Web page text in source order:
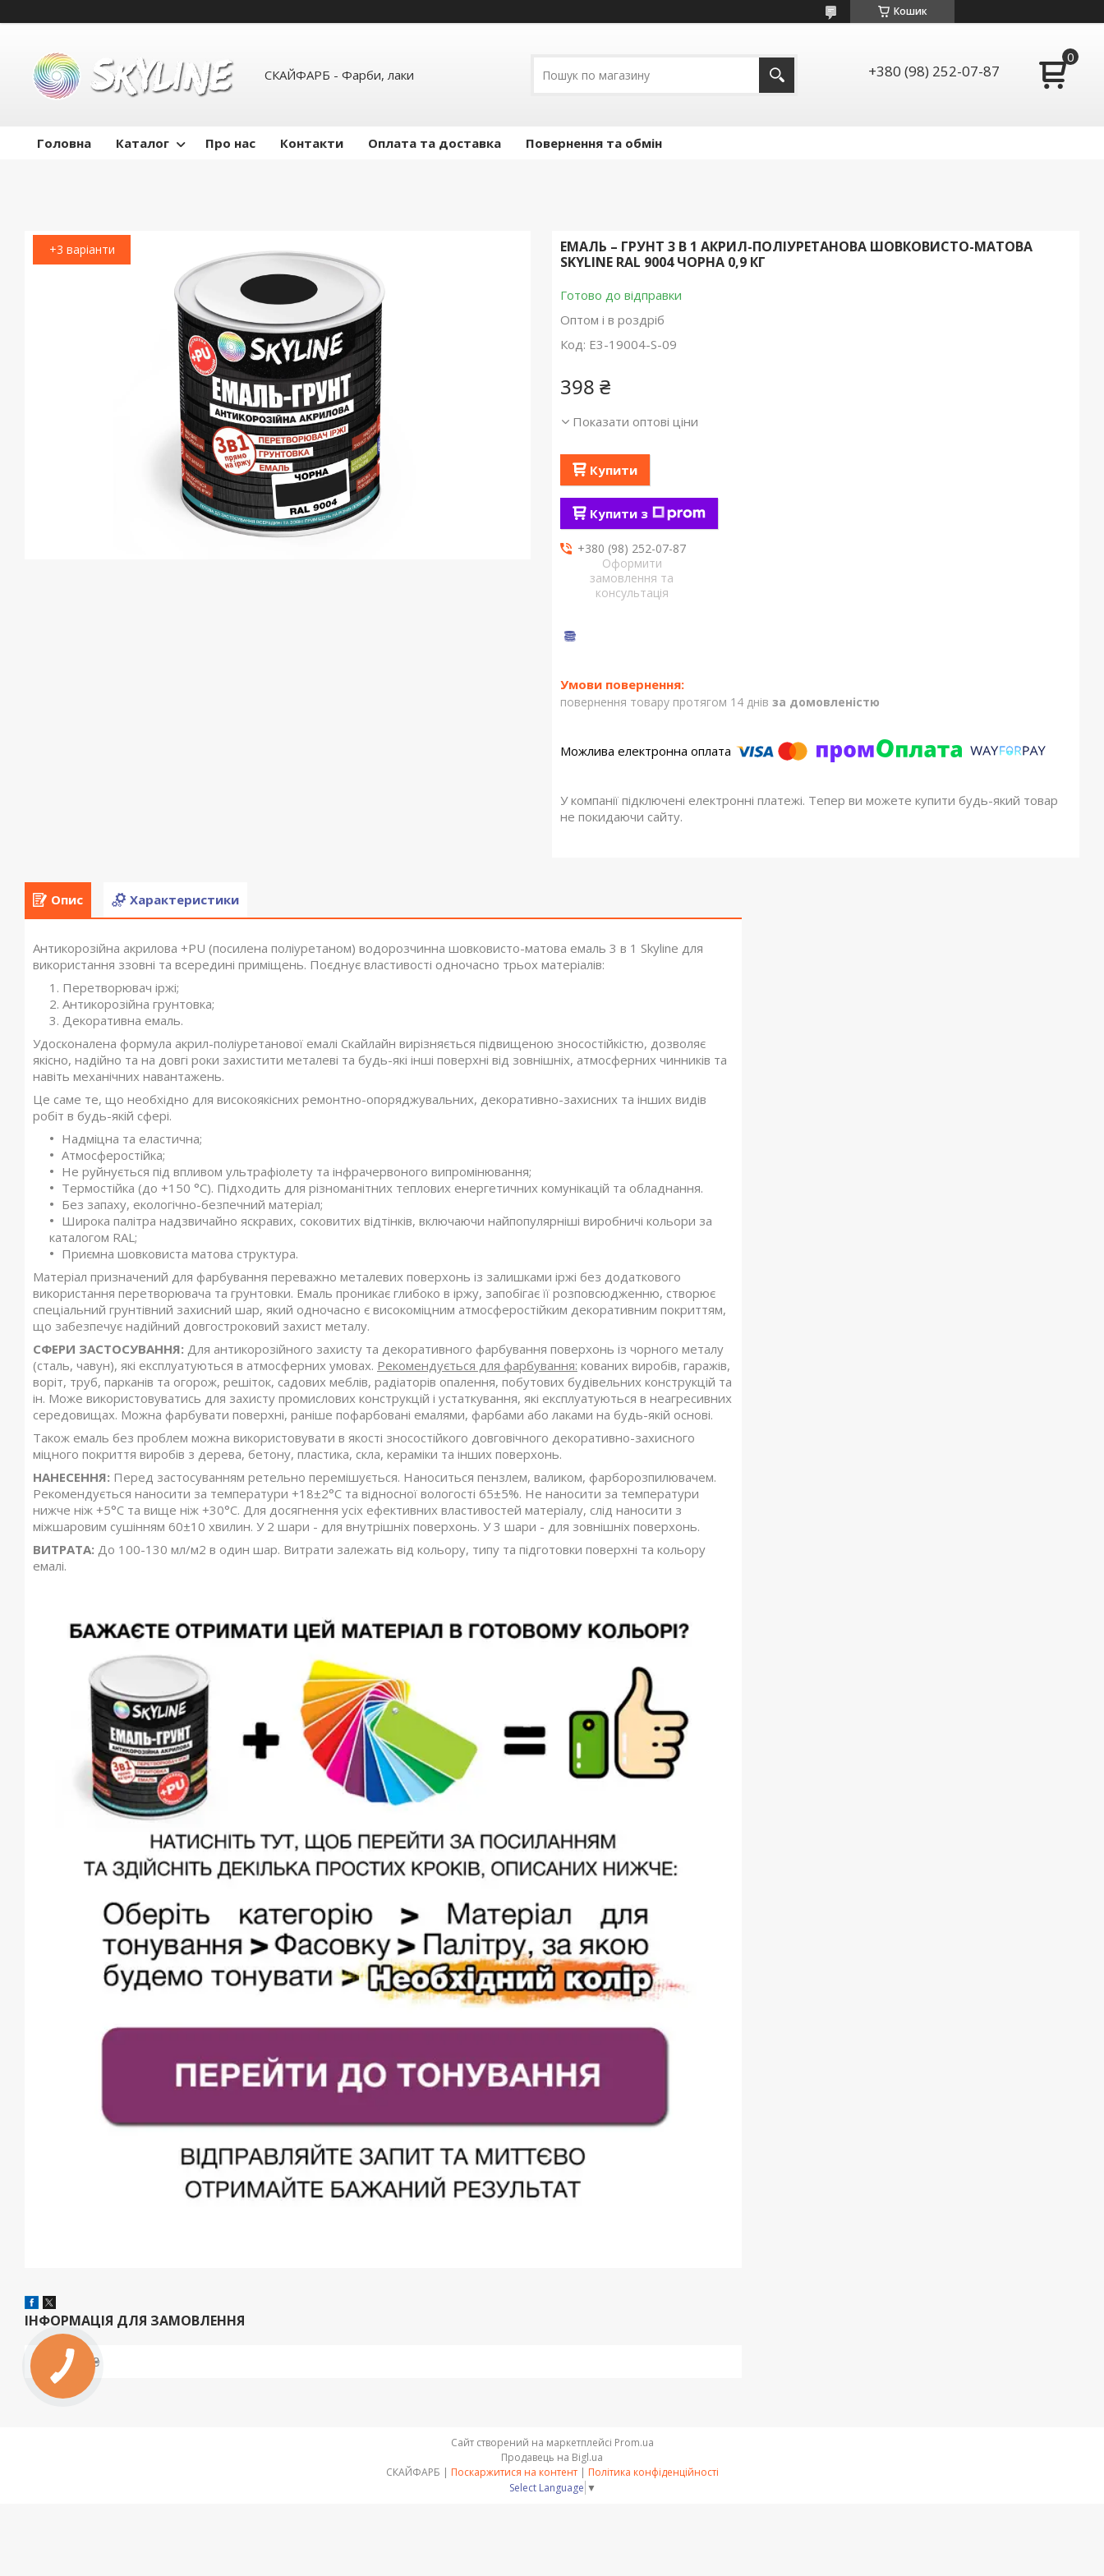
Кошик
СКАЙФАРБ - Фарби, лаки +380 (98) 252-07-87
Головна Каталог Про нас Контакти Оплата та доставка Повернення та обмін
+3 варіанти
ЕМАЛЬ – ГРУНТ 3 В 1 АКРИЛ-ПОЛІУРЕТАНОВА ШОВКОВИСТО-МАТОВА
SKYLINE RAL 9004 ЧОРНА 0,9 КГ
Готово до відправки
Оптом і в роздріб
Код: E3-19004-S-09
398 ₴
Показати оптові ціни
Купити
Купити з
+380 (98) 252-07-87
Оформити
замовлення та
консультація
повернення товару протягом 14 днів за домовленістю
У компанії підключені електронні платежі. Тепер ви можете купити будь-який товар
не покидаючи сайту.
Опис Характеристики
Антикорозійна акрилова +PU (посилена поліуретаном) водорозчинна шовковисто-матова емаль 3 в 1 Skyline для
використання ззовні та всередині приміщень. Поєднує властивості одночасно трьох матеріалів:
Перетворювач іржі;
Антикорозійна грунтовка;
Декоративна емаль.
Удосконалена формула акрил-поліуретанової емалі Скайлайн вирізняється підвищеною зносостійкістю, дозволяє
якісно, надійно та на довгі роки захистити металеві та будь-які інші поверхні від зовнішніх, атмосферних чинників та
навіть механічних навантажень.
Це саме те, що необхідно для високоякісних ремонтно-опоряджувальних, декоративно-захисних та інших видів
робіт в будь-якій сфері.
Надміцна та еластична;
Атмосферостійка;
Не руйнується під впливом ультрафіолету та інфрачервоного випромінювання;
Термостійка (до +150 °С). Підходить для різноманітних теплових енергетичних комунікацій та обладнання.
Без запаху, екологічно-безпечний матеріал;
Широка палітра надзвичайно яскравих, соковитих відтінків, включаючи найпопулярніші виробничі кольори за
каталогом RAL;
Приємна шовковиста матова структура.
Матеріал призначений для фарбування переважно металевих поверхонь із залишками іржі без додаткового
використання перетворювача та грунтовки. Емаль проникає глибоко в іржу, запобігає її розповсюдженню, створює
спеціальний грунтівний захисний шар, який одночасно є високоміцним атмосферостійким декоративним покриттям,
що забезпечує надійний довгостроковий захист металу.
СФЕРИ ЗАСТОСУВАННЯ: Для антикорозійного захисту та декоративного фарбування поверхонь із чорного металу
(сталь, чавун), які експлуатуються в атмосферних умовах. Рекомендується для фарбування: кованих виробів, гаражів,
воріт, труб, парканів та огорож, решіток, садових меблів, радіаторів опалення, побутових будівельних конструкцій та
ін. Може використовуватись для захисту промислових конструкцій і устаткування, які експлуатуються в неагресивних
середовищах. Можна фарбувати поверхні, раніше пофарбовані емалями, фарбами або лаками на будь-якій основі.
Також емаль без проблем можна використовувати в якості зносостійкого довговічного декоративно-захисного
міцного покриття виробів з дерева, бетону, пластика, скла, кераміки та інших поверхонь.
НАНЕСЕННЯ: Перед застосуванням ретельно перемішується. Наноситься пензлем, валиком, фарборозпилювачем.
Рекомендується наносити за температури +18±2°С та відносної вологості 65±5%. Не наносити за температури
нижче ніж +5°С та вище ніж +30°С. Для досягнення усіх ефективних властивостей матеріалу, слід наносити з
міжшаровим сушінням 60±10 хвилин. У 2 шари - для внутрішніх поверхонь. У 3 шари - для зовнішніх поверхонь.
ВИТРАТА: До 100-130 мл/м2 в один шар. Витрати залежать від кольору, типу та підготовки поверхні та кольору
емалі.
ІНФОРМАЦІЯ ДЛЯ ЗАМОВЛЕННЯ
Ціна:398 ₴
Сайт створений на маркетплейсі Prom.ua
Продавець на Bigl.ua
СКАЙФАРБ | Поскаржитися на контент | Політика конфіденційності
Select Language ▼